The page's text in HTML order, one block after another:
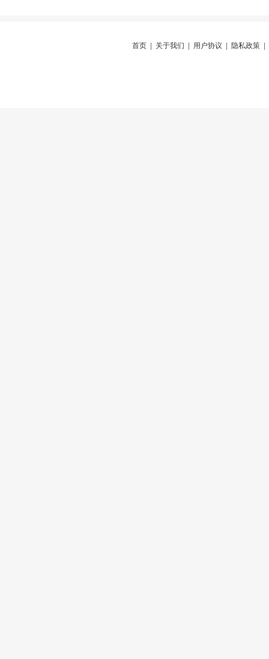
首页 关于我们 用户协议 隐私政策